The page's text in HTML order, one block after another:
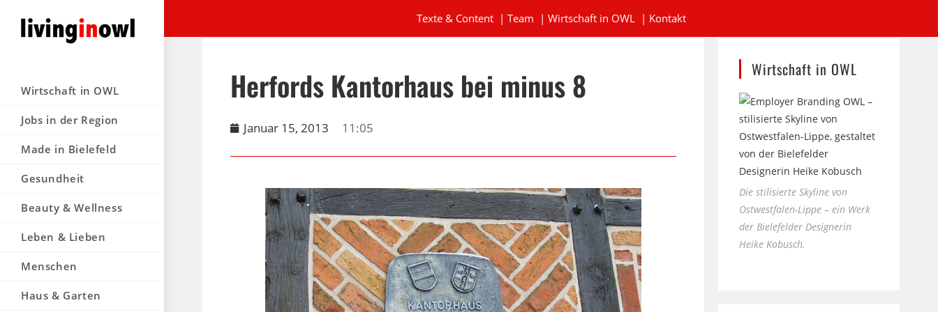
Texte & Content| Team | Wirtschaft in OWL| Kontakt
Wirtschaft in OWL
Jobs in der Region
Made in Bielefeld
Gesundheit
Beauty & Wellness
Leben & Lieben
Menschen
Haus & Garten
Herfords Kantorhaus bei minus 8
Januar 15, 2013 11:05
Wirtschaft in OWL
Die stilisierte Skyline von
Ostwestfalen-Lippe – ein Werk
der Bielefelder Designerin
Heike Kobusch.